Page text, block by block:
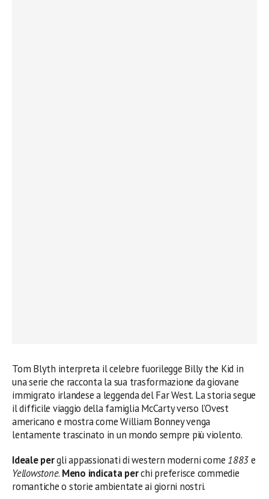
Tom Blyth interpreta il celebre fuorilegge Billy the Kid in
una serie che racconta la sua trasformazione da giovane
immigrato irlandese a leggenda del Far West. La storia segue
il difficile viaggio della famiglia McCarty verso l’Ovest
americano e mostra come William Bonney venga
lentamente trascinato in un mondo sempre più violento.
Ideale pergli appassionati di western moderni come 1883e
Yellowstone. Meno indicata perchi preferisce commedie
romantiche o storie ambientate ai giorni nostri.